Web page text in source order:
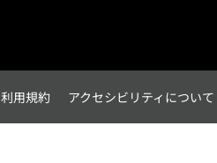
利用規約 アクセシビリティについて